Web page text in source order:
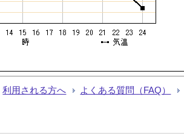
利用される方へ よくある質問（FAQ）